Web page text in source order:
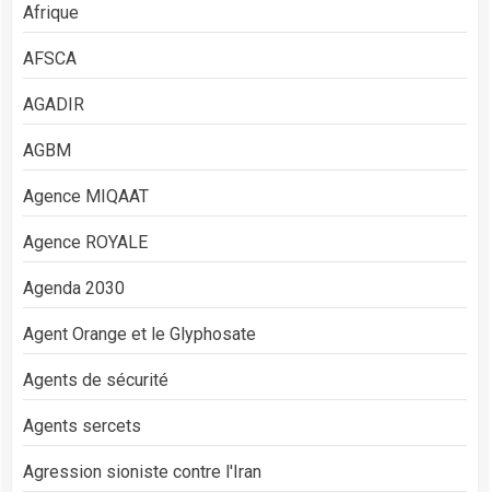
Afrique
AFSCA
AGADIR
AGBM
Agence MIQAAT
Agence ROYALE
Agenda 2030
Agent Orange et le Glyphosate
Agents de sécurité
Agents sercets
Agression sioniste contre l'Iran